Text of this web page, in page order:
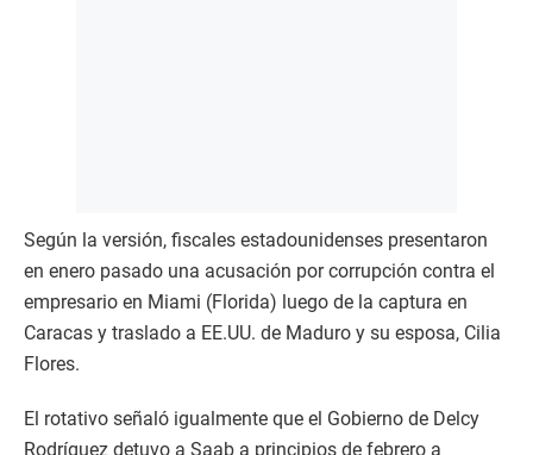
Según la versión, fiscales estadounidenses presentaron
en enero pasado una acusación por corrupción contra el
empresario en Miami (Florida) luego de la captura en
Caracas y traslado a EE.UU. de Maduro y su esposa, Cilia
Flores.
El rotativo señaló igualmente que el Gobierno de Delcy
Rodríguez detuvo a Saab a principios de febrero a